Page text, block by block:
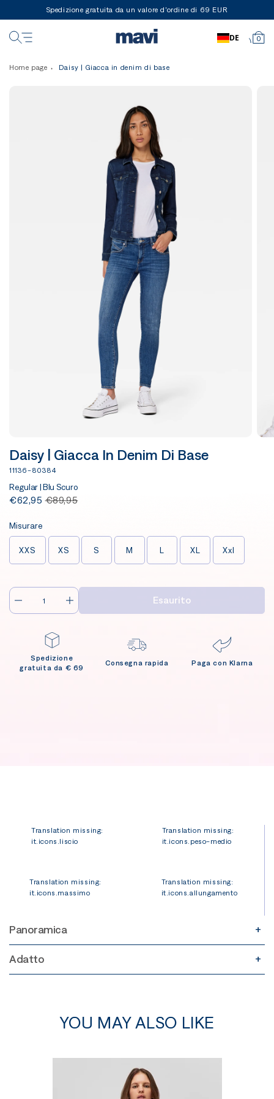
Spedizione gratuita da un valore d'ordine di 69 EUR
0
DE
Home page Daisy | Giacca in denim di base
Daisy | Giacca In Denim Di Base
11136-80384
Regular | Blu Scuro
€62,95 €89,95
Misurare
XXS XS S M L XL Xxl
Esaurito
Spedizione
gratuita da € 69
Consegna rapida Paga con Klarna
Translation missing:
it.icons.liscio
Translation missing:
it.icons.peso-medio
Translation missing:
it.icons.massimo
Translation missing:
it.icons.allungamento
Panoramica
Adatto
YOU MAY ALSO LIKE